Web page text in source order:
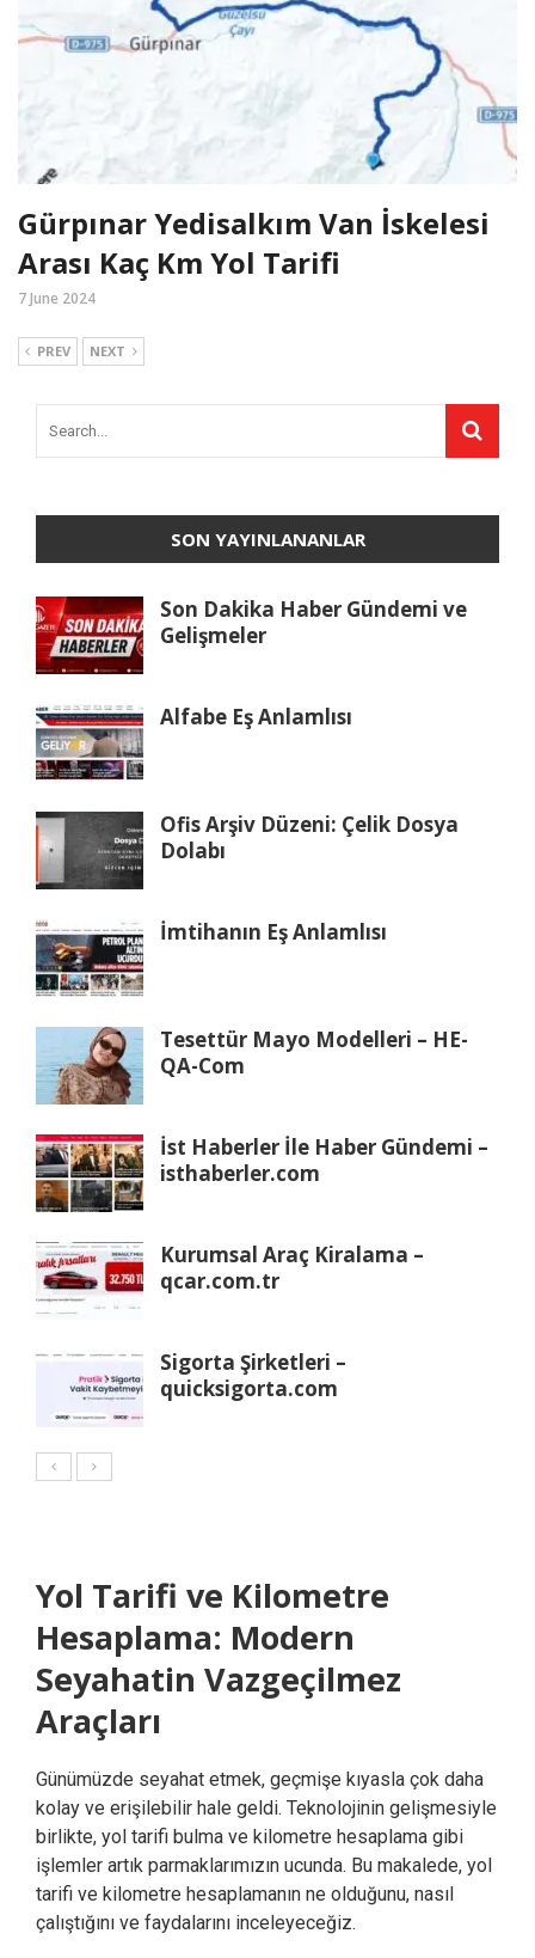
Gürpınar Yedisalkım Van İskelesi
Arası Kaç Km Yol Tarifi
7 June 2024
PREV NEXT
SON YAYINLANANLAR
Son Dakika Haber Gündemi ve
Gelişmeler
Alfabe Eş Anlamlısı
Ofis Arşiv Düzeni: Çelik Dosya
Dolabı
İmtihanın Eş Anlamlısı
Tesettür Mayo Modelleri – HE-
QA-Com
İst Haberler İle Haber Gündemi –
isthaberler.com
Kurumsal Araç Kiralama –
qcar.com.tr
Sigorta Şirketleri –
quicksigorta.com
Yol Tarifi ve Kilometre
Hesaplama: Modern
Seyahatin Vazgeçilmez
Araçları
Günümüzde seyahat etmek, geçmişe kıyasla çok daha
kolay ve erişilebilir hale geldi. Teknolojinin gelişmesiyle
birlikte, yol tarifi bulma ve kilometre hesaplama gibi
işlemler artık parmaklarımızın ucunda. Bu makalede, yol
tarifi ve kilometre hesaplamanın ne olduğunu, nasıl
çalıştığını ve faydalarını inceleyeceğiz.